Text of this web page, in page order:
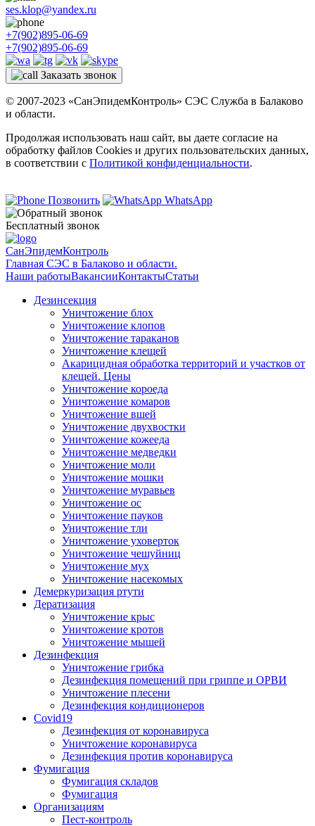
ses.klop@yandex.ru
+7(902)895-06-69
+7(902)895-06-69
Заказать звонок
© 2007-2023 «СанЭпидемКонтроль» СЭС Служба в Балаково
и области.
Продолжая использовать наш сайт, вы даете согласие на
обработку файлов Cookies и других пользовательских данных,
в соответствии с Политикой конфиденциальности.
Позвонить WhatsApp
Бесплатный звонок
СанЭпидемКонтроль
Главная СЭС в Балаково и области.
Наши работыВакансииКонтактыСтатьи
Дезинсекция
Уничтожение блох
Уничтожение клопов
Уничтожение тараканов
Уничтожение клещей
Акарицидная обработка территорий и участков от
клещей. Цены
Уничтожение короеда
Уничтожение комаров
Уничтожение вшей
Уничтожение двухвостки
Уничтожение кожееда
Уничтожение медведки
Уничтожение моли
Уничтожение мошки
Уничтожение муравьев
Уничтожение ос
Уничтожение пауков
Уничтожение тли
Уничтожение уховерток
Уничтожение чешуйниц
Уничтожение мух
Уничтожение насекомых
Демеркуризация ртути
Дератизация
Уничтожение крыс
Уничтожение кротов
Уничтожение мышей
Дезинфекция
Уничтожение грибка
Дезинфекция помещений при гриппе и ОРВИ
Уничтожение плесени
Дезинфекция кондиционеров
Covid19
Дезинфекция от коронавируса
Уничтожение коронавируса
Дезинфекция против коронавируса
Фумигация
Фумигация складов
Фумигация
Организациям
Пест-контроль